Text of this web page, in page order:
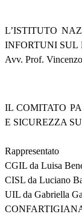
L’ISTITUTO
INFORTUNI SUL
Avv. Prof.
IL COMITATO
E SICUREZZA
Rappresentato
CGIL da Luisa
CISL da Luciano
UIL da Gabriella